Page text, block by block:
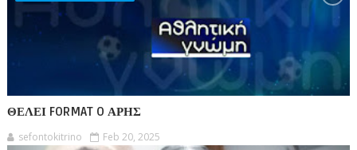
ΘΕΛΕΙ FORMAT O ΑΡΗΣ
sefontokitrino Feb 20, 2025